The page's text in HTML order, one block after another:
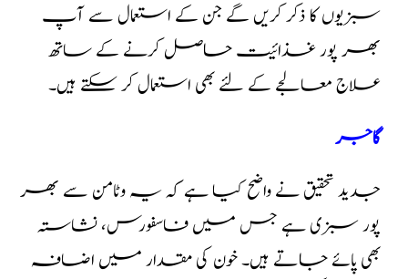
سبزیوں کا ذکر کریں گے جن کے استعمال سے آپ
بھر پور غذائیت حاصل کرنے کے ساتھ
علاج معالجے کے لئے بھی استعمال کر سکتے ہیں۔
گاجر
جدید تحقیق نے واضح کیا ہے کہ یہ وٹامن سے بھر
پور سبزی ہے جس میں فاسفورس، نشاستہ
بھی پائے جاتے ہیں۔ خون کی مقدار میں اضافہ